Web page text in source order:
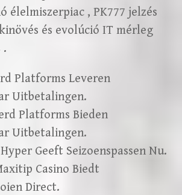
élelmiszerpiac , PK777 jelzés
és evolúció IT mérleg
.
Platforms Leveren
Uitbetalingen.
Platforms Bieden
Uitbetalingen.
Geeft Seizoenspassen Nu.
Casino Biedt
Direct.